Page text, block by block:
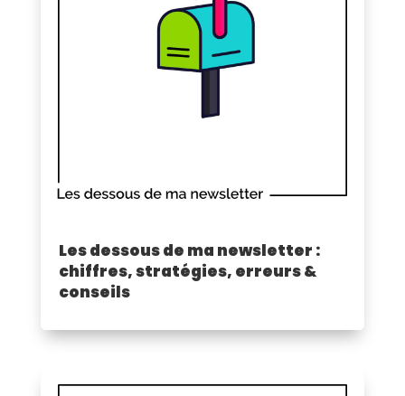
Les dessous de ma newsletter :
chiffres, stratégies, erreurs &
conseils